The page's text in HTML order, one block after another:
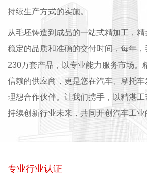
持续生产方式的实施。
从毛坯铸造到成品的一站式精加工，
稳定的品质和准确的交付时间，每年
230万套产品，以专业能力服务市场。
信赖的供应商，更是您在汽车、摩托
理想合作伙伴。让我们携手，以精湛
持续创新行业未来，共同开创汽车工业
专业行业认证